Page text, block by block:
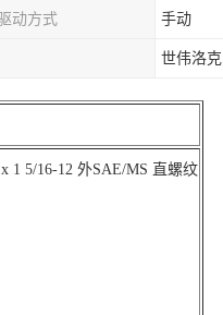
动方式 手动
世伟洛克
1 5/16-12 外SAE/MS 直螺纹